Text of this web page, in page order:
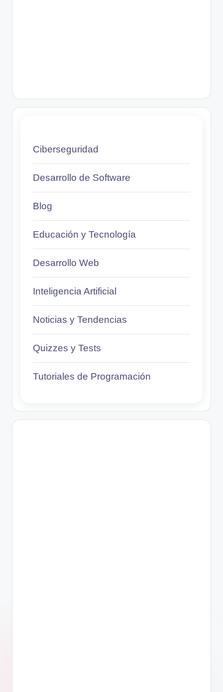
Ciberseguridad
Desarrollo de Software
Blog
Educación y Tecnología
Desarrollo Web
Inteligencia Artificial
Noticias y Tendencias
Quizzes y Tests
Tutoriales de Programación